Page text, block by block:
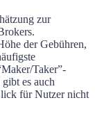
zur
der Gebühren,
Taker”-
es auch
für Nutzer nicht